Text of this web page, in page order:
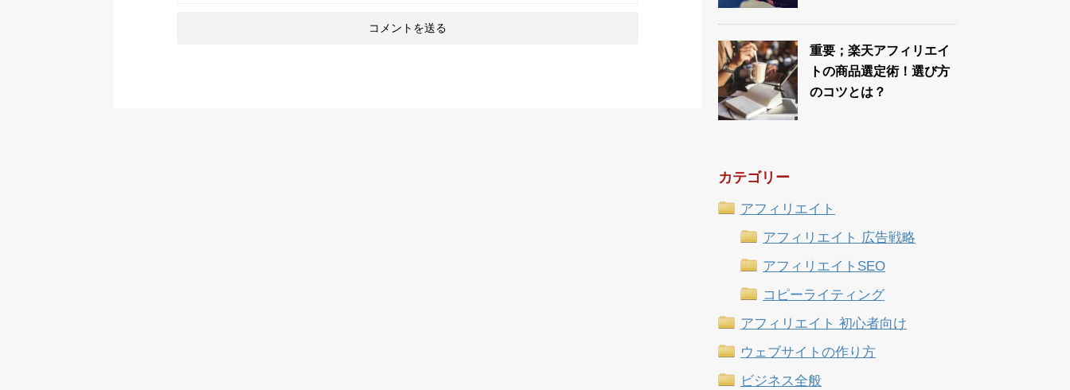
重要；楽天アフィリエイ
トの商品選定術！選び方
のコツとは？
カテゴリー
アフィリエイト
アフィリエイト 広告戦略
アフィリエイトSEO
コピーライティング
アフィリエイト 初心者向け
ウェブサイトの作り方
ビジネス全般